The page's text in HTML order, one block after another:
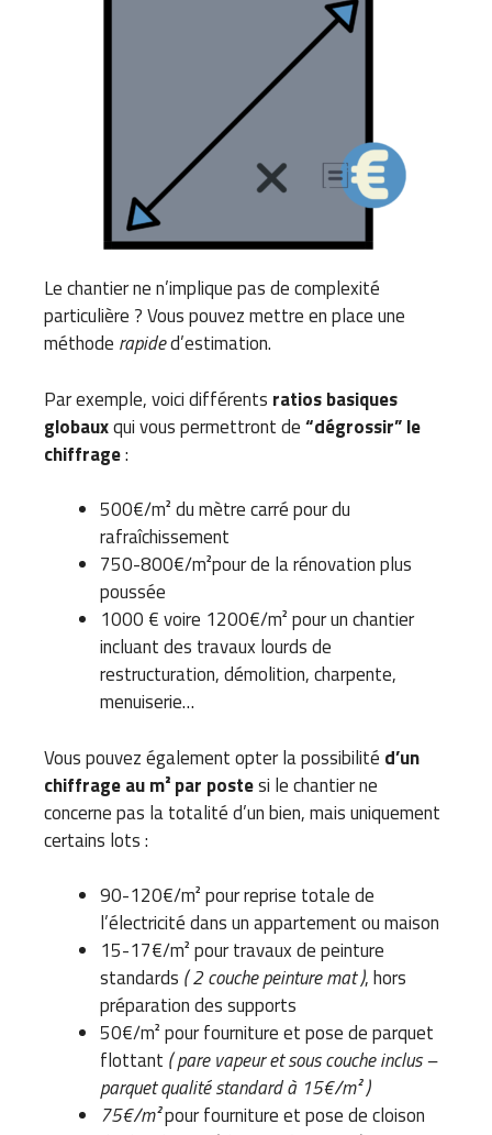
Le chantier ne n’implique pas de complexité
particulière ? Vous pouvez mettre en place une
méthode rapided’estimation.
Par exemple, voici différents ratios basiques
globauxqui vous permettront de“dégrossir” le
chiffrage:
500€/m² du mètre carré pour du
rafraîchissement
750-800€/m²pour de la rénovation plus
poussée
1000 € voire 1200€/m² pour un chantier
incluant des travaux lourds de
restructuration, démolition, charpente,
menuiserie…
Vous pouvez également opter la possibilité d’un
chiffrage au m² par postesi le chantier ne
concerne pas la totalité d’un bien, mais uniquement
certains lots :
90-120€/m² pour reprise totale de
l’électricité dans un appartement ou maison
15-17€/m² pour travaux de peinture
standards ( 2 couche peinture mat ), hors
préparation des supports
50€/m² pour fourniture et pose de parquet
flottant ( pare vapeur et sous couche inclus –
parquet qualité standard à 15€/m² )
75€/m²pour fourniture et pose de cloison